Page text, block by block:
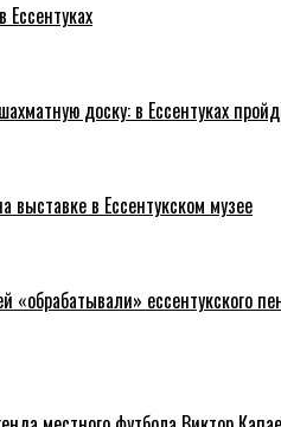
доску: в Ессентуках
в Ессентукском музее
ессентукского